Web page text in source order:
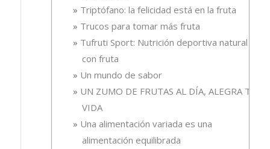
Triptófano: la felicidad está en la fruta
Trucos para tomar más fruta
Tufruti Sport: Nutrición deportiva natural
con fruta
Un mundo de sabor
UN ZUMO DE FRUTAS AL DÍA, ALEGRA TU
VIDA
Una alimentación variada es una
alimentación equilibrada